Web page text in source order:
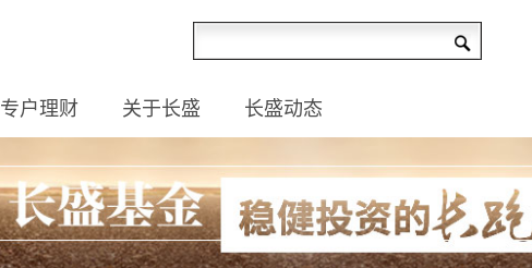
专户理财 关于长盛 长盛动态